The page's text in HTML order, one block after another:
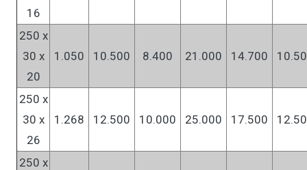
16
250 x
30 x
20
1.050 10.500 8.400 21.000 14.700
250 x
30 x
26
1.268 12.500 10.000 25.000 17.500
250 x